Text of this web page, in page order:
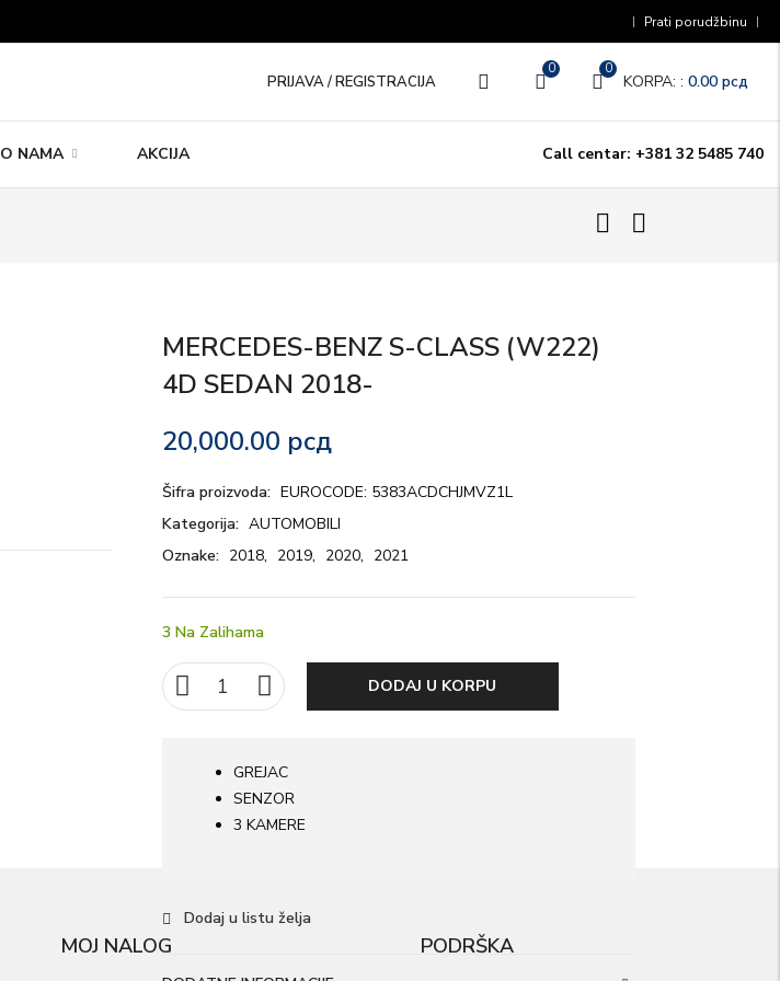
Prati porudžbinu
PRIJAVA / REGISTRACIJA
0 0
KORPA: : 0.00 рсд
O NAMA AKCIJA Call centar: +381 32 5485 740
MERCEDES-BENZ S-CLASS (W222)
4D SEDAN 2018-
20,000.00 рсд
Šifra proizvoda: EUROCODE: 5383ACDCHJMVZ1L
Kategorija: AUTOMOBILI
Oznake: 2018, 2019, 2020, 2021
3 Na Zalihama
DODAJ U KORPU
GREJAC
SENZOR
3 KAMERE
Dodaj u listu želja
MOJ NALOG PODRŠKA